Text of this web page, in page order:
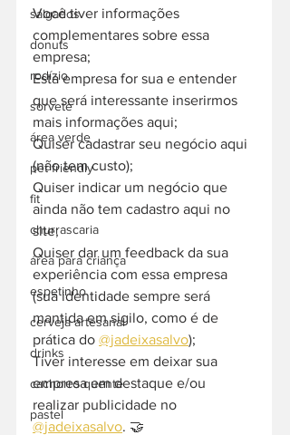
salgados
donuts
rodízio
sorvete
área verde
pet friendly
fit
churrascaria
área para criança
espetinho
cerveja artesanal
drinks
cachorro quente
pastel
Você tiver informações
complementares sobre essa
empresa;
Esta empresa for sua e entender
que será interessante inserirmos
mais informações aqui;
Quiser cadastrar seu negócio aqui
(não tem custo);
Quiser indicar um negócio que
ainda não tem cadastro aqui no
site;
Quiser dar um feedback da sua
experiência com essa empresa
(sua identidade sempre será
mantida em sigilo, como é de
prática do @jadeixasalvo);
Tiver interesse em deixar sua
empresa em destaque e/ou
realizar publicidade no
@jadeixasalvo. 🤝